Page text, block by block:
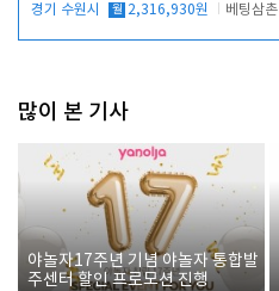
경기 수원시 월 2,316,930원 베팅삼촌
많이 본 기사
야놀자17주년 기념 야놀자 통합발
주센터 할인 프로모션 진행